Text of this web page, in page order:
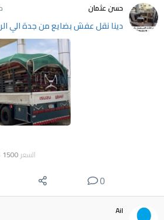
حسن عثمان
دينا نقل عفش بضايع من جدة الي الرياض
السعر 1500
0
Ail